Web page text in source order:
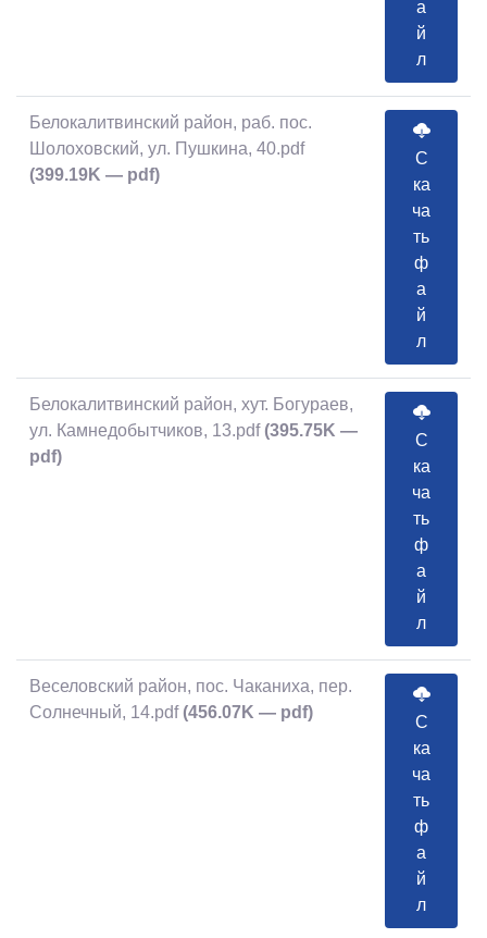
а
й
л
Белокалитвинский район, раб. пос.
Шолоховский, ул. Пушкина, 40.pdf
(399.19K — pdf)
С
ка
ча
ть
ф
а
й
л
Белокалитвинский район, хут. Богураев,
ул. Камнедобытчиков, 13.pdf (395.75K —
pdf)
С
ка
ча
ть
ф
а
й
л
Веселовский район, пос. Чаканиха, пер.
Солнечный, 14.pdf (456.07K — pdf)
С
ка
ча
ть
ф
а
й
л